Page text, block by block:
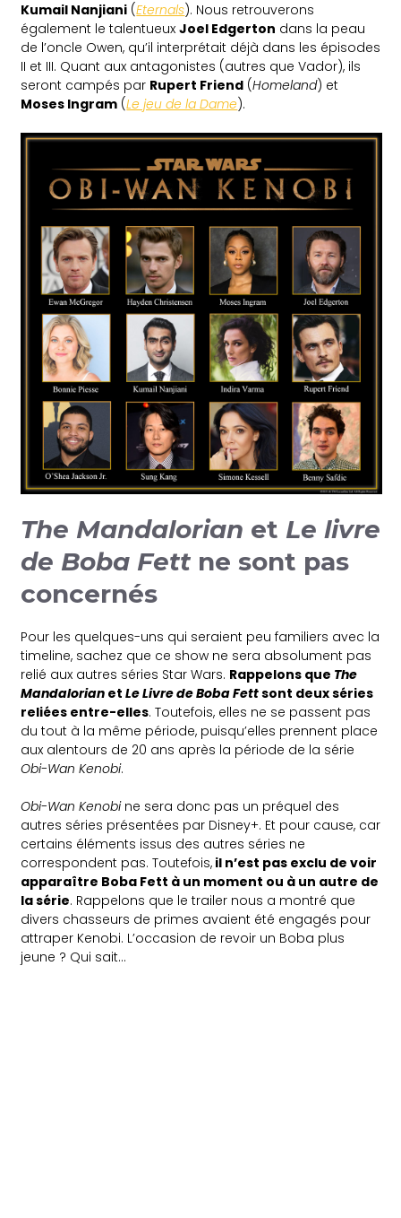
Kumail Nanjiani (Eternals). Nous retrouverons
également le talentueuxJoel Edgerton dans la peau
de l’oncle Owen, qu’il interprétait déjà dans les épisodes
II et III. Quant aux antagonistes (autres que Vador), ils
seront campés par Rupert Friend (Homeland) et
Moses Ingram (Le jeu de la Dame).
The Mandalorian et Le livre
de Boba Fett ne sont pas
concernés
Pour les quelques-uns qui seraient peu familiers avec la
timeline, sachez que ce show ne sera absolument pas
relié aux autres séries Star Wars. Rappelons que The
Mandalorian etLe Livre de Boba Fettsont deux séries
reliées entre-elles. Toutefois, elles ne se passent pas
du tout à la même période, puisqu’elles prennent place
aux alentours de 20 ans après la période de la série
Obi-Wan Kenobi.
Obi-Wan Kenobine sera donc pas un préquel des
autres séries présentées par Disney+. Et pour cause, car
certains éléments issus des autres séries ne
correspondent pas. Toutefois, il n’est pas exclu de voir
apparaître Boba Fett à un moment ou à un autre de
la série. Rappelons que le trailer nous a montré que
divers chasseurs de primes avaient été engagés pour
attraper Kenobi. L’occasion de revoir un Boba plus
jeune ? Qui sait…